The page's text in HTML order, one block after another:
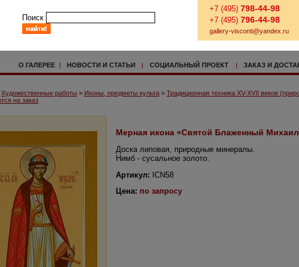
Поиск
+7 (495) 798-44-98
+7 (495) 796-44-98
gallery-visconti@yandex.ru
О ГАЛЕРЕЕ | НОВОСТИ И СТАТЬИ | СОЦИАЛЬНЫЙ ПРОЕКТ | ЗАКАЗ И
Художественные работы > Иконы, предметы культа > Традиционная техника XV-XVII веков
на заказ
Мерная икона «Святой Блаженный
Доска липовая, природные минералы.
Нимб - сусальное золото.
Артикул: ICN58
Цена: по запросу